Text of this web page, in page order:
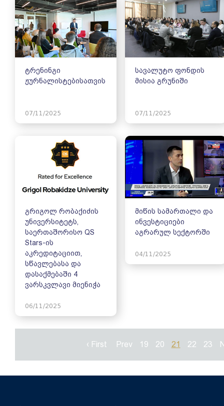
ტრენინგი
ჟურნალისტებისათვის
07/11/2025
სავალუტო ფონდის
მისია გრუნიში
07/11/2025
გრიგოლ რობაქიძის
უნივერსიტეტს,
საერთაშორისო QS
Stars-ის
აკრედიტაციით,
სწავლებასა და
დასაქმებაში 4
ვარსკვლავი მიენიჭა
06/11/2025
მიწის სამართალი და
ინვესტიციები
აგრარულ სექტორში
04/11/2025
‹ First Prev 19 20 21 22 23